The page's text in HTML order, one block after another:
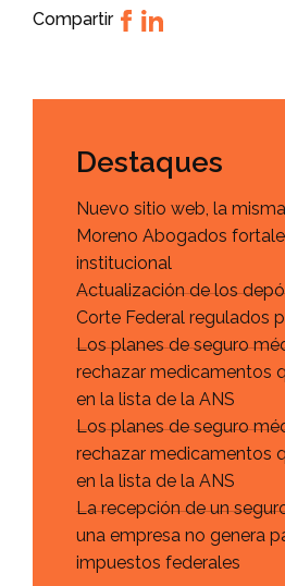
Compartir
Destaques
Nuevo sitio web, la
Moreno Abogados
institucional
Actualización de los
Corte Federal regulados
Los planes de seguro
rechazar medicamentos
en la lista de la ANS
Los planes de seguro
rechazar medicamentos
en la lista de la ANS
La recepción de un
una empresa no genera
impuestos federales